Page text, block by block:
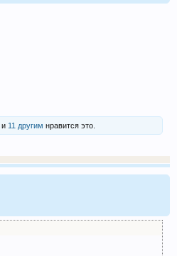
и 11 другим нравится это.